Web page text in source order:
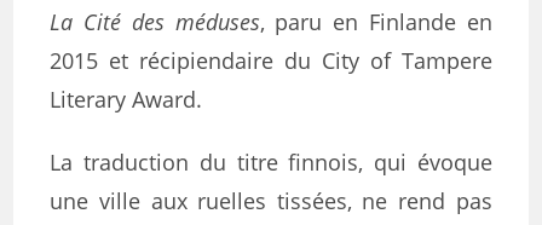
La Cité des méduses, paru en Finlande en
2015 et récipiendaire du City of Tampere
Literary Award.
La traduction du titre finnois, qui évoque
une ville aux ruelles tissées, ne rend pas